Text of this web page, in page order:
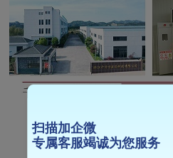
扫描加企微
专属客服竭诚为您服务